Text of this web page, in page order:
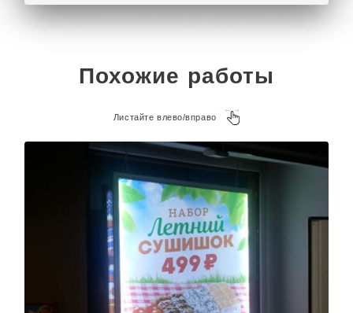
Похожие работы
Листайте влево/вправо